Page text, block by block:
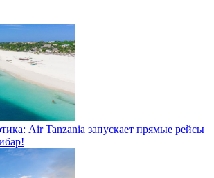
Air Tanzania запускает прямые рейсы